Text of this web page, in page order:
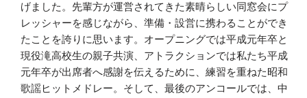
げました。先輩方が運営されてきた素晴らしい同窓会にプ
レッシャーを感じながら、準備・設営に携わることができ
たことを誇りに思います。オープニングでは平成元年卒と
現役滝高校生の親子共演、アトラクションでは私たち平成
元年卒が出席者へ感謝を伝えるために、練習を重ねた昭和
歌謡ヒットメドレー。そして、最後のアンコールでは、中